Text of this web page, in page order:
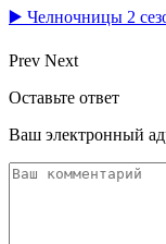
▶️ Челночницы 2
Prev Next
Оставьте ответ
Ваш электронный